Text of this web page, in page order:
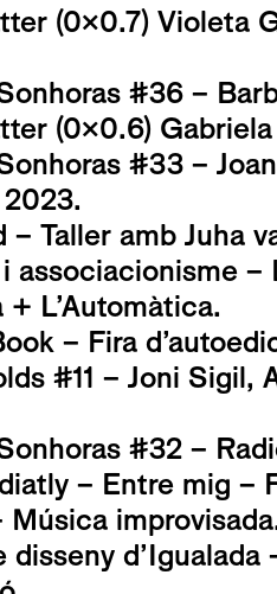
(0x0.7) Violeta
#36 –
(0x0.6)
#33 –
– Taller amb Juha
associacionisme
+ L’Automàtica.
– Fira
#11 – Joni Sigil,
#32 –
– Entre mig –
Música
disseny d’Igualada